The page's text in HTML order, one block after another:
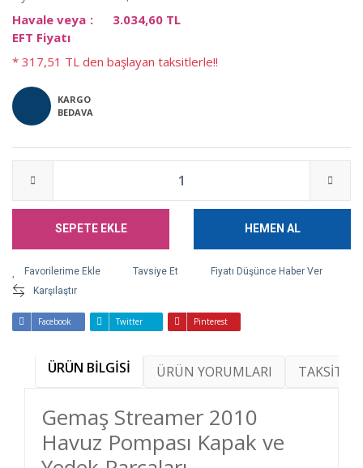
Havale veya
EFT Fiyatı
3.034,60 TL
* 317,51 TL den başlayan taksitlerle!!
KARGO
BEDAVA
SEPETE EKLE HEMEN AL
Tavsiye Et
Fiyatı Düşünce Haber Ver
Karşılaştır
Facebook Twitter Pinterest
ÜRÜN BİLGİSİ ÜRÜN YORUMLARI TAKSİT
Gemaş Streamer 2010
Havuz Pompası Kapak ve